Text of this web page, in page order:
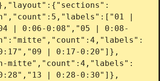
|
| 0:06-0:08","05 | 0:08-
| 0:17-0:20"]},
mitte","count":4,"labels":
| 0:28-0:30"]},